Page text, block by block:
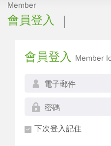
Member
會員登入
會員登入 Member
下次登入記住